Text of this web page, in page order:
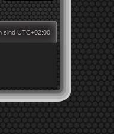
sind UTC+02:00